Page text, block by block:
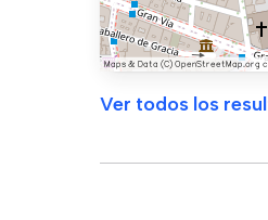
Ver todos los